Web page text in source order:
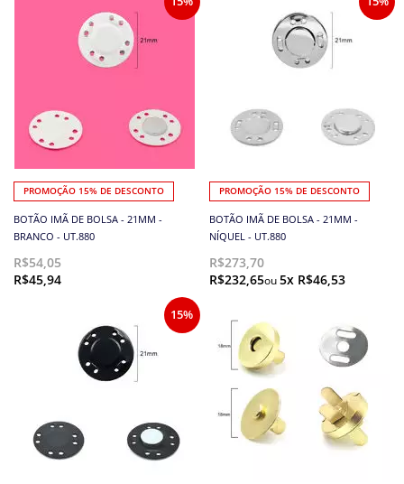
PROMOÇÃO 15% DE DESCONTO
BOTÃO IMÃ DE BOLSA - 21MM -
BRANCO - UT.880
R$54,05
R$45,94
PROMOÇÃO 15% DE DESCONTO
BOTÃO IMÃ DE BOLSA - 21MM -
NÍQUEL - UT.880
R$273,70
R$232,65
5x R$46,53
15%